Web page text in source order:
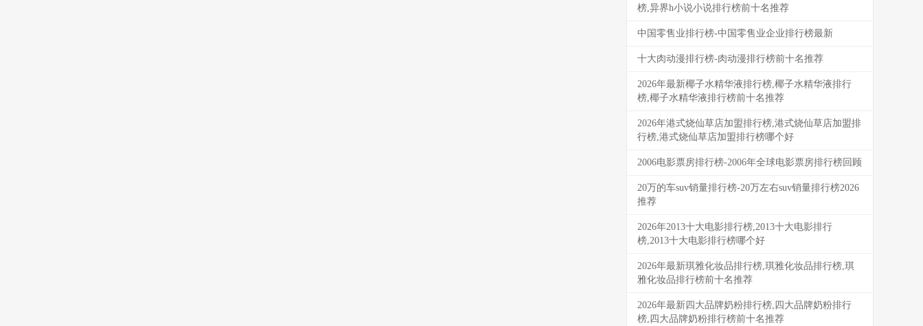
榜,异界h小说小说排行榜前十名推荐
中国零售业排行榜-中国零售业企业排行榜最新
十大肉动漫排行榜-肉动漫排行榜前十名推荐
2026年最新椰子水精华液排行榜,椰子水精华液排行
榜,椰子水精华液排行榜前十名推荐
2026年港式烧仙草店加盟排行榜,港式烧仙草店加盟排
行榜,港式烧仙草店加盟排行榜哪个好
2006电影票房排行榜-2006年全球电影票房排行榜回顾
20万的车suv销量排行榜-20万左右suv销量排行榜2026
推荐
2026年2013十大电影排行榜,2013十大电影排行
榜,2013十大电影排行榜哪个好
2026年最新琪雅化妆品排行榜,琪雅化妆品排行榜,琪
雅化妆品排行榜前十名推荐
2026年最新四大品牌奶粉排行榜,四大品牌奶粉排行
榜,四大品牌奶粉排行榜前十名推荐